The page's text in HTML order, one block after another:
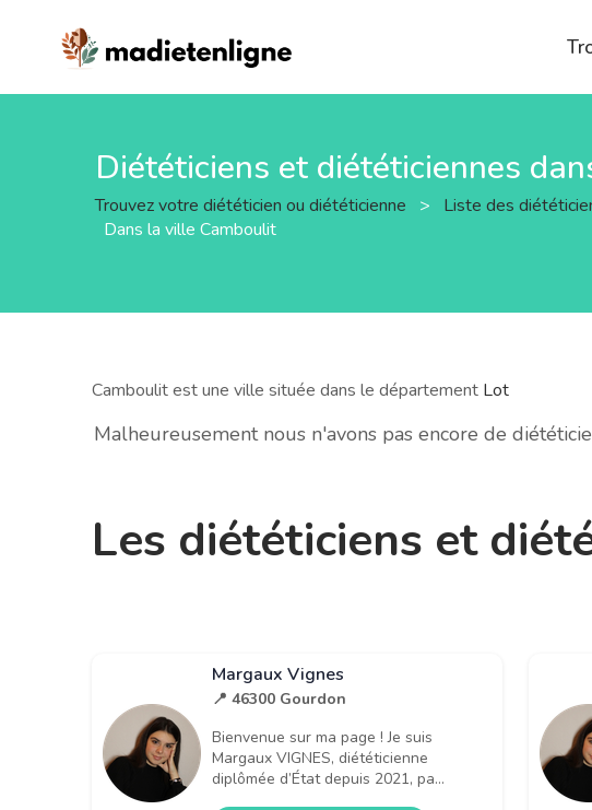
Diététiciens et diététiciennes
Trouvez votre diététicien ou diététicienne > Liste des
Dans la ville Camboulit
Camboulit est une ville située dans le département Lot
Malheureusement nous n'avons pas encore de
Les diététiciens et
Margaux Vignes
📍 46300 Gourdon
Bienvenue sur ma page ! Je suis
Margaux VIGNES, diététicienne
diplômée d’État depuis 2021, pa...